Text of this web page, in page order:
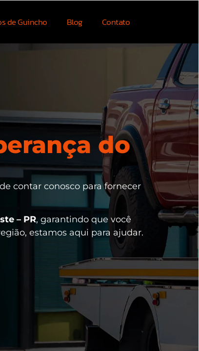
de Guincho Blog Contato
do
contar conosco para fornecer
– PR, garantindo que você
estamos aqui para ajudar.